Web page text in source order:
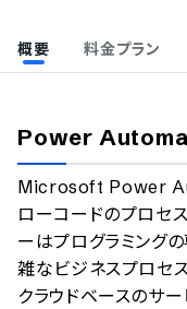
概要 料金プラン
情報更新者：
Power
Microsoft Power
ローコードのプロセ
ーはプログラミング
雑なビジネスプロセ
クラウドベースのサー